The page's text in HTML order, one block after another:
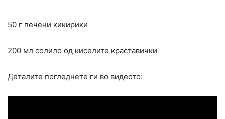
50 г печени кикирики
200 мл солило од киселите краставички
Деталите погледнете ги во видеото: